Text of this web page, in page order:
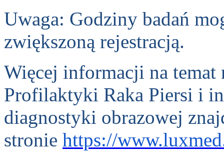
Uwaga: Godziny badań
zwiększoną rejestracją.
Więcej informacji na
Profilaktyki Raka Piersi i
diagnostyki obrazowej
stronie https://